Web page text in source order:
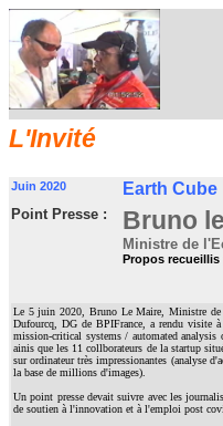
L'Invité
Juin 2020 Earth Cube
Point Presse : Bruno
Ministre de
Propos recueillis
Le 5 juin 2020, Bruno Le Maire, Ministre de
Dufourcq, DG de BPIFrance, a rendu visite
mission-critical systems / automated
ainis que les 11 collborateurs de la startup
sur ordinateur très impressionantes (analyse
la base de millions d'images).
Un point presse devait suivre avec les
de soutien à l'innovation et à l'emploi post